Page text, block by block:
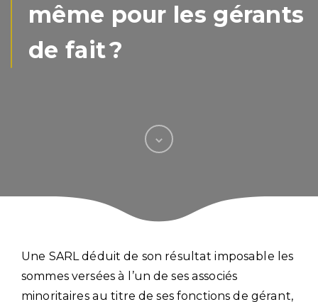
même pour les gérants
de fait ?
Une SARL déduit de son résultat imposable les
sommes versées à l’un de ses associés
minoritaires au titre de ses fonctions de gérant,